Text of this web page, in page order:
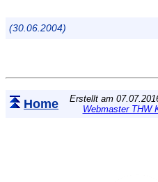
(30.06.2004)
Home
Erstellt am
Webmaster THW